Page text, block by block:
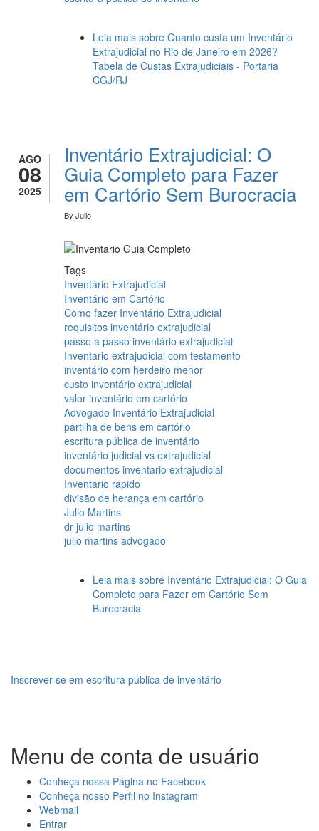
Leia mais sobre Quanto custa um Inventário
Extrajudicial no Rio de Janeiro em 2026?
Tabela de Custas Extrajudiciais - Portaria
CGJ/RJ
AGO
08
2025
Inventário Extrajudicial: O
Guia Completo para Fazer
em Cartório Sem Burocracia
By Julio
Tags
Inventário Extrajudicial
Inventário em Cartório
Como fazer Inventário Extrajudicial
requisitos inventário extrajudicial
passo a passo inventário extrajudicial
Inventario extrajudicial com testamento
inventário com herdeiro menor
custo inventário extrajudicial
valor inventário em cartório
Advogado Inventário Extrajudicial
partilha de bens em cartório
escritura pública de inventário
inventário judicial vs extrajudicial
documentos inventario extrajudicial
Inventario rapido
divisão de herança em cartório
Julio Martins
dr julio martins
julio martins advogado
Leia mais sobre Inventário Extrajudicial: O Guia
Completo para Fazer em Cartório Sem
Burocracia
Inscrever-se em escritura pública de inventário
Menu de conta de usuário
Conheça nossa Página no Facebook
Conheça nosso Perfil no Instagram
Webmail
Entrar